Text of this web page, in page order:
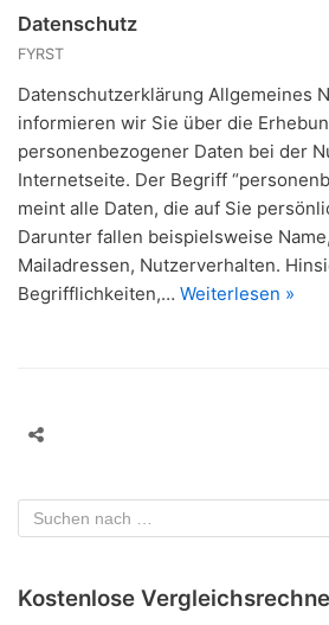
Datenschutz
FYRST
Datenschutzerklärung Allgemeines
informieren wir Sie über die
personenbezogener Daten bei der
Internetseite. Der Begriff
meint alle Daten, die auf Sie
Darunter fallen beispielsweise
Mailadressen, Nutzerverhalten.
Begrifflichkeiten,… Weiterlesen »
Kostenlose